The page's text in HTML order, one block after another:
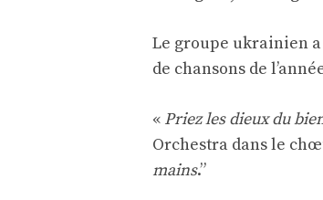
Le groupe ukrainien
de chansons de
« Priez les dieux du
Orchestra dans le
mains.”